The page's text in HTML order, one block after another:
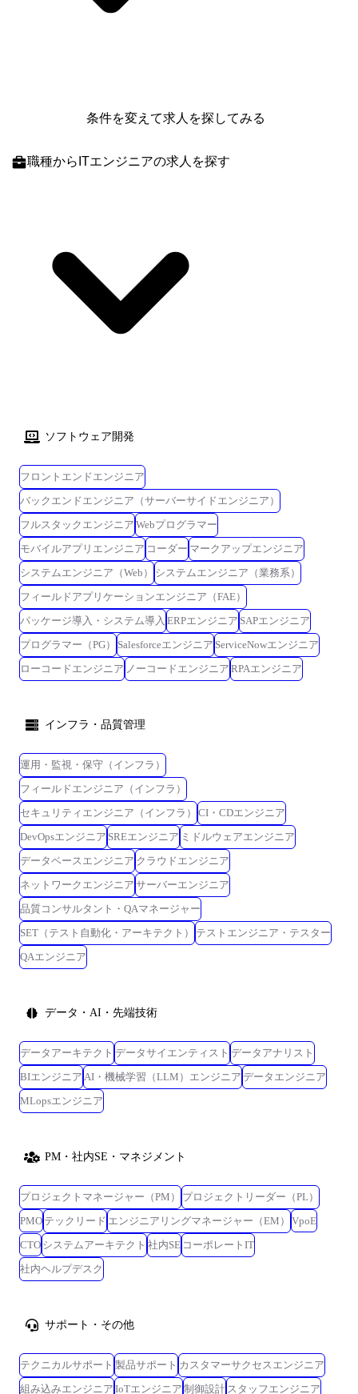
条件を変えて求人を探してみる
職種からITエンジニアの求人を探す
ソフトウェア開発
フロントエンドエンジニア
バックエンドエンジニア（サーバーサイドエンジニア）
フルスタックエンジニア Webプログラマー
モバイルアプリエンジニア コーダー マークアップエンジニア
システムエンジニア（Web）
システムエンジニア（業務系）
フィールドアプリケーションエンジニア（FAE）
パッケージ導入・システム導入 ERPエンジニア SAPエンジニア
プログラマー（PG）
Salesforceエンジニア ServiceNowエンジニア
ローコードエンジニア ノーコードエンジニア RPAエンジニア
インフラ・品質管理
運用・監視・保守（インフラ）
フィールドエンジニア（インフラ）
セキュリティエンジニア（インフラ）
CI・CDエンジニア
DevOpsエンジニア SREエンジニア ミドルウェアエンジニア
データベースエンジニア クラウドエンジニア
ネットワークエンジニア サーバーエンジニア
品質コンサルタント・QAマネージャー
SET（テスト自動化・アーキテクト）
テストエンジニア・テスター
QAエンジニア
データ・AI・先端技術
データアーキテクト データサイエンティスト データアナリスト
BIエンジニア AI・機械学習（LLM）エンジニア データエンジニア
MLopsエンジニア
PM・社内SE・マネジメント
プロジェクトマネージャー（PM）
プロジェクトリーダー（PL）
PMO テックリード エンジニアリングマネージャー（EM）
VpoE
CTO システムアーキテクト 社内SE コーポレートIT
社内ヘルプデスク
サポート・その他
テクニカルサポート 製品サポート カスタマーサクセスエンジニア
組み込みエンジニア IoTエンジニア 制御設計 スタッフエンジニア